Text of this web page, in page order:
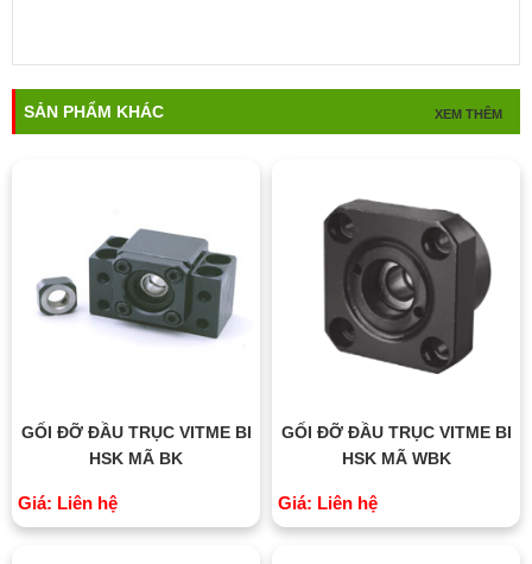
SẢN PHẨM KHÁC XEM THÊM
GỐI ĐỠ ĐẦU TRỤC VITME BI
HSK MÃ BK
Giá: Liên hệ
GỐI ĐỠ ĐẦU TRỤC VITME BI
HSK MÃ WBK
Giá: Liên hệ